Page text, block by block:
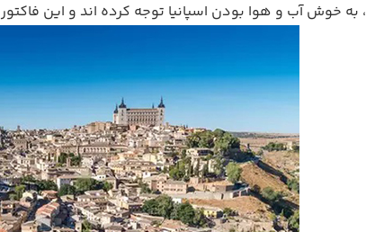
، به خوش آب و هوا بودن اسپانیا توجه کرده اند و این